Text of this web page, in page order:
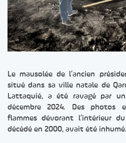
Le mausolée de l’ancien
situé dans sa ville natale de
Lattaquié, a été ravagé par un
décembre 2024. Des photos
flammes dévorant l’intérieur
décédé en 2000, avait été inhumé.